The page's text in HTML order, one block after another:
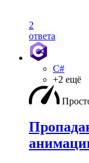
2
ответа
C#
+2 ещё